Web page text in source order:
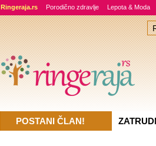
Ringeraja.rs Porodično zdravlje Lepota & Moda
POSTANI ČLAN!